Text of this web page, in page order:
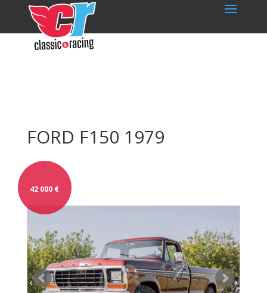
FORD F150 1979
42 000 €